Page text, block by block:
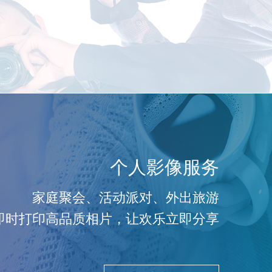
个人影像服务
家庭聚会、活动派对、外出旅游
时打印高品质相片，让欢乐立即分享